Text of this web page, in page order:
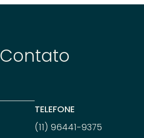
Contato
TELEFONE
(11) 96441-9375